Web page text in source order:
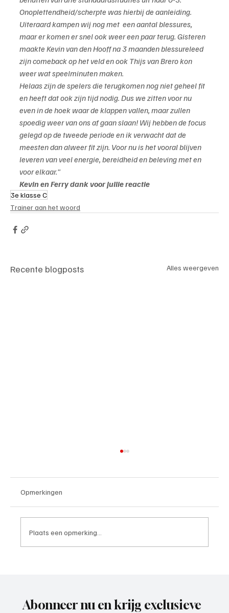
Onoplettendheid/scherpte was hierbij de aanleiding.
Uiteraard kampen wij nog met  een aantal blessures,
maar er komen er snel ook weer een paar terug. Gisteren
maakte Kevin van den Hooff na 3 maanden blessureleed
zijn comeback op het veld en ook Thijs van Brero kon
weer wat speelminuten maken.
Helaas zijn de spelers die terugkomen nog niet geheel fit
en heeft dat ook zijn tijd nodig. Dus we zitten voor nu
even in de hoek waar de klappen vallen, maar zullen
spoedig weer van ons af gaan slaan! Wij hebben de focus
gelegd op de tweede periode en ik verwacht dat de
meesten dan alweer fit zijn. Voor nu is het vooral blijven
leveren van veel energie, bereidheid en beleving met en
voor elkaar."
Kevin en Ferry dank voor jullie reactie
3e klasse C
Trainer aan het woord
Recente blogposts Alles weergeven
Opmerkingen
Plaats een opmerking...
Abonneer nu en krijg exclusieve